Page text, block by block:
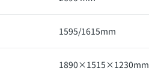
1595/1615mm
1890×1515×1230mm